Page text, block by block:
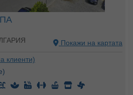
Покажи на картата
клиенти)